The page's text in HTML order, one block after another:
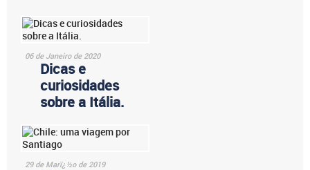
06 de Janeiro de 2020
Dicas e
curiosidades
sobre a Itália.
29 de Marï¿½o de 2019